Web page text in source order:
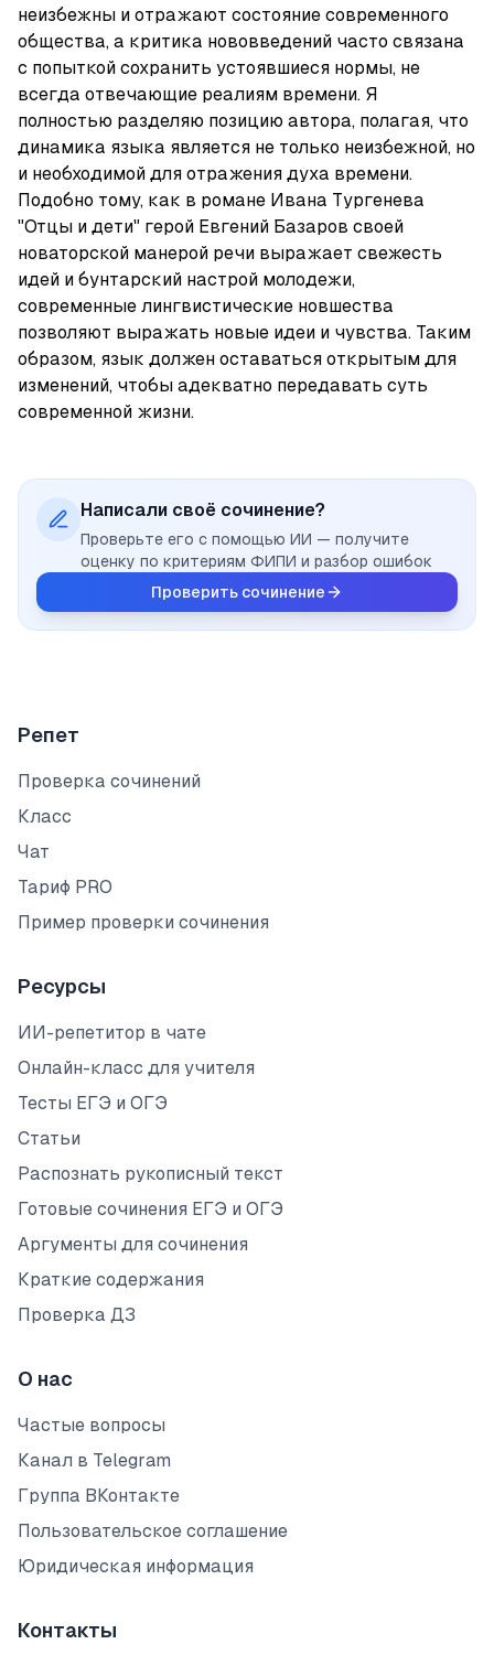
неизбежны и отражают состояние современного
общества, а критика нововведений часто связана
с попыткой сохранить устоявшиеся нормы, не
всегда отвечающие реалиям времени. Я
полностью разделяю позицию автора, полагая, что
динамика языка является не только неизбежной, но
и необходимой для отражения духа времени.
Подобно тому, как в романе Ивана Тургенева
"Отцы и дети" герой Евгений Базаров своей
новаторской манерой речи выражает свежесть
идей и бунтарский настрой молодежи,
современные лингвистические новшества
позволяют выражать новые идеи и чувства. Таким
образом, язык должен оставаться открытым для
изменений, чтобы адекватно передавать суть
современной жизни.
Написали своё сочинение?
Проверьте его с помощью ИИ — получите
оценку по критериям ФИПИ и разбор ошибок
Проверить сочинение
Репет
Проверка сочинений
Класс
Чат
Тариф PRO
Пример проверки сочинения
Ресурсы
ИИ-репетитор в чате
Онлайн-класс для учителя
Тесты ЕГЭ и ОГЭ
Статьи
Распознать рукописный текст
Готовые сочинения ЕГЭ и ОГЭ
Аргументы для сочинения
Краткие содержания
Проверка ДЗ
О нас
Частые вопросы
Канал в Telegram
Группа ВКонтакте
Пользовательское соглашение
Юридическая информация
Контакты